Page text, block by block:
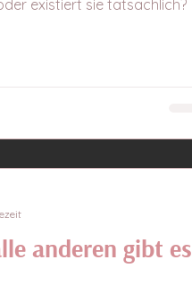
existiert sie tatsächlich?
anderen gibt es